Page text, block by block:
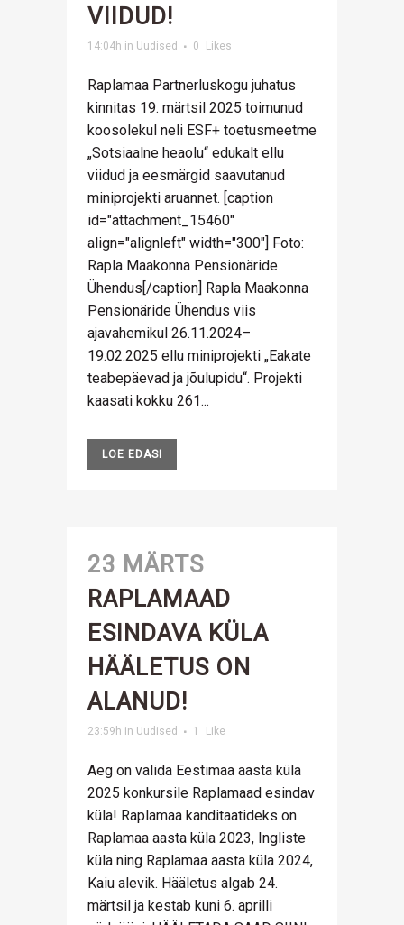
VIIDUD!
14:04h in Uudised 0 Likes
Raplamaa Partnerluskogu juhatus
kinnitas 19. märtsil 2025 toimunud
koosolekul neli ESF+ toetusmeetme
„Sotsiaalne heaolu“ edukalt ellu
viidud ja eesmärgid saavutanud
miniprojekti aruannet. [caption
id="attachment_15460"
align="alignleft" width="300"] Foto:
Rapla Maakonna Pensionäride
Ühendus[/caption] Rapla Maakonna
Pensionäride Ühendus viis
ajavahemikul 26.11.2024–
19.02.2025 ellu miniprojekti „Eakate
teabepäevad ja jõulupidu“. Projekti
kaasati kokku 261...
LOE EDASI
23 MÄRTS
RAPLAMAAD
ESINDAVA KÜLA
HÄÄLETUS ON
ALANUD!
23:59h in Uudised 1 Like
Aeg on valida Eestimaa aasta küla
2025 konkursile Raplamaad esindav
küla! Raplamaa kanditaatideks on
Raplamaa aasta küla 2023, Ingliste
küla ning Raplamaa aasta küla 2024,
Kaiu alevik. Hääletus algab 24.
märtsil ja kestab kuni 6. aprilli